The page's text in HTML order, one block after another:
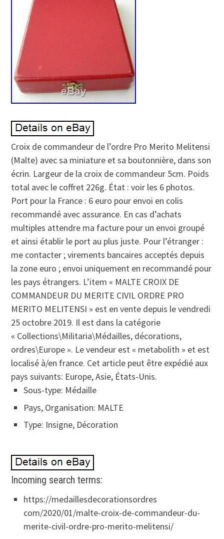
Croix de commandeur de l’ordre Pro Merito Melitensi
(Malte) avec sa miniature et sa boutonnière, dans son
écrin. Largeur de la croix de commandeur 5cm. Poids
total avec le coffret 226g. État : voir les 6 photos.
Port pour la France : 6 euro pour envoi en colis
recommandé avec assurance. En cas d’achats
multiples attendre ma facture pour un envoi groupé
et ainsi établir le port au plus juste. Pour l’étranger :
me contacter ; virements bancaires acceptés depuis
la zone euro ; envoi uniquement en recommandé pour
les pays étrangers. L’item « MALTE CROIX DE
COMMANDEUR DU MERITE CIVIL ORDRE PRO
MERITO MELITENSI » est en vente depuis le vendredi
25 octobre 2019. Il est dans la catégorie
« Collections\Militaria\Médailles, décorations,
ordres\Europe ». Le vendeur est « metabolith » et est
localisé à/en france. Cet article peut être expédié aux
pays suivants: Europe, Asie, États-Unis.
Sous-type: Médaille
Pays, Organisation: MALTE
Type: Insigne, Décoration
Incoming search terms:
https://medaillesdecorationsordres
com/2020/01/malte-croix-de-commandeur-du-
merite-civil-ordre-pro-merito-melitensi/